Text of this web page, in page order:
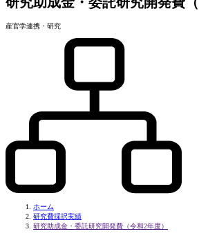
産官学連携・研究
ホーム
研究費採択実績
研究助成金・委託研究開発費（令和2年度）